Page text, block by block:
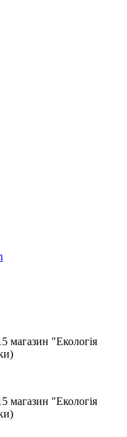
магазин "Екологія
магазин "Екологія